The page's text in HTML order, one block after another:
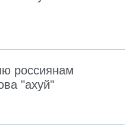
россиянам
"ахуй"